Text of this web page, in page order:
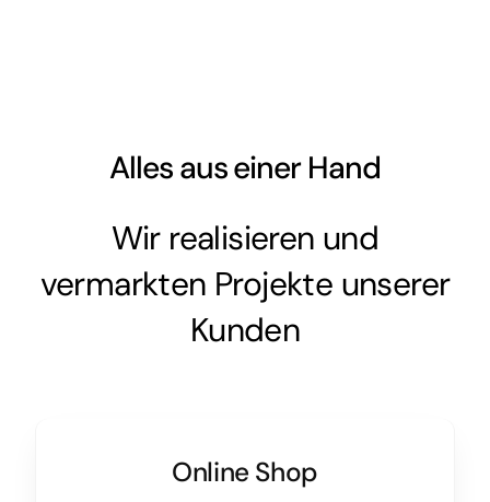
Alles aus einer Hand
Wir realisieren und
vermarkten Projekte unserer
Kunden
Online Shop